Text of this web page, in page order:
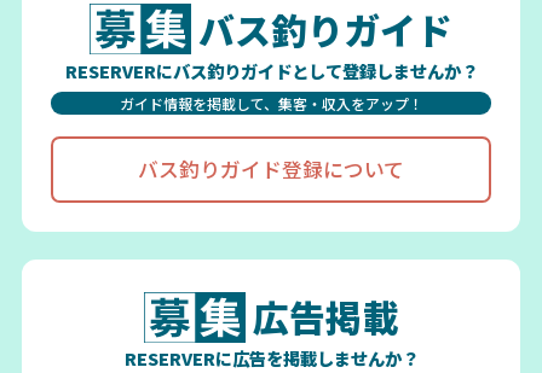
バス釣りガイド
RESERVERにバス釣りガイドとして登録しませんか？
ガイド情報を掲載して、集客・収入をアップ！
バス釣りガイド登録について
広告掲載
RESERVERに広告を掲載しませんか？